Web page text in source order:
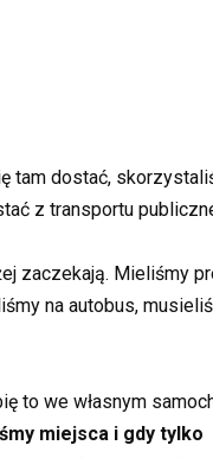
tam dostać,
z transportu
zaczekają. Mieliśmy
na autobus,
to we własnym
miejsca i gdy tylko